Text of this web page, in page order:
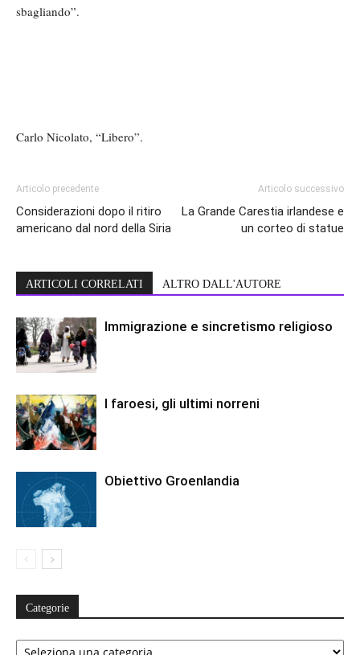
sbagliando”.
Carlo Nicolato, “Libero”.
Articolo precedente
Considerazioni dopo il ritiro
americano dal nord della Siria
Articolo successivo
La Grande Carestia irlandese e
un corteo di statue
ARTICOLI CORRELATI ALTRO DALL'AUTORE
Immigrazione e sincretismo religioso
I faroesi, gli ultimi norreni
Obiettivo Groenlandia
Categorie
Categorie